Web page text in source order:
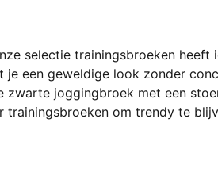
selectie trainingsbroeken heeft
een geweldige look zonder
zwarte joggingbroek met een
om trendy te